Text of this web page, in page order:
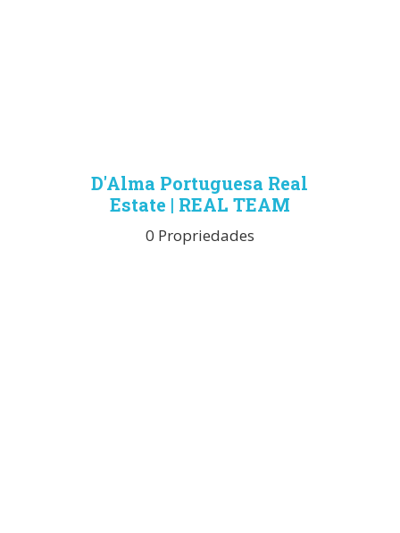
D'Alma Portuguesa Real
Estate | REAL TEAM
0 Propriedades